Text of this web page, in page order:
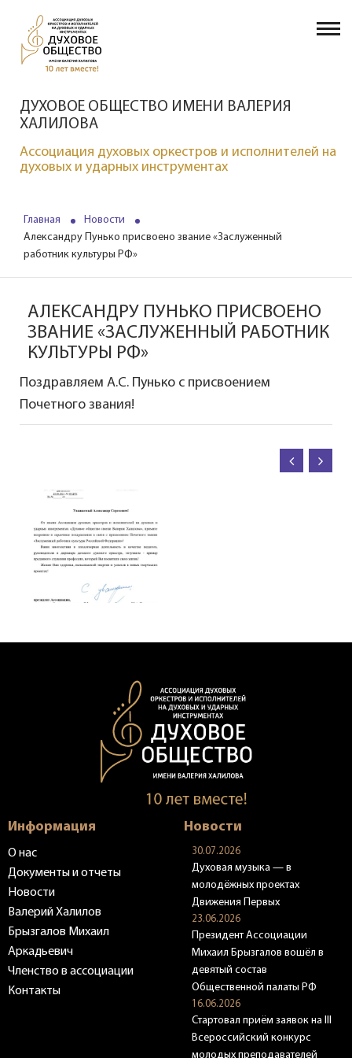
ДУХОВОЕ ОБЩЕСТВО ИМЕНИ ВАЛЕРИЯ
ХАЛИЛОВА
Ассоциация духовых оркестров и исполнителей на
духовых и ударных инструментах
Главная
Новости
Александру Пунько присвоено звание «Заслуженный
работник культуры РФ»
АЛЕКСАНДРУ ПУНЬКО ПРИСВОЕНО
ЗВАНИЕ «ЗАСЛУЖЕННЫЙ РАБОТНИК
КУЛЬТУРЫ РФ»
Поздравляем А.С. Пунько с присвоением
Почетного звания!
Информация
О нас
Документы и отчеты
Новости
Валерий Халилов
Брызгалов Михаил
Аркадьевич
Членство в ассоциации
Контакты
Новости
30.07.2026
Духовая музыка — в
молодёжных проектах
Движения Первых
23.06.2026
Президент Ассоциации
Михаил Брызгалов вошёл в
девятый состав
Общественной палаты РФ
16.06.2026
Стартовал приём заявок на III
Всероссийский конкурс
молодых преподавателей